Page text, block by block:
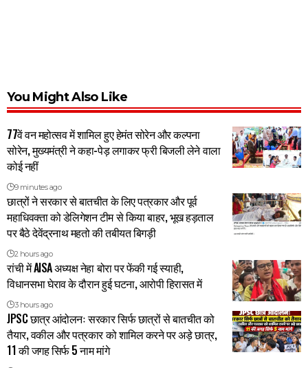
You Might Also Like
77वें वन महोत्सव में शामिल हुए हेमंत सोरेन और कल्पना
सोरेन, मुख्यमंत्री ने कहा-पेड़ लगाकर फ्री बिजली लेने वाला
कोई नहीं
9 minutes ago
छात्रों ने सरकार से बातचीत के लिए पत्रकार और पूर्व
महाधिवक्ता को डेलिगेशन टीम से किया बाहर, भूख हड़ताल
पर बैठे देवेंद्रनाथ महतो की तबीयत बिगड़ी
2 hours ago
रांची में AISA अध्यक्ष नेहा बोरा पर फेंकी गई स्याही,
विधानसभा घेराव के दौरान हुई घटना, आरोपी हिरासत में
3 hours ago
JPSC छात्र आंदोलनः सरकार सिर्फ छात्रों से बातचीत को
तैयार, वकील और पत्रकार को शामिल करने पर अड़े छात्र,
11 की जगह सिर्फ 5 नाम मांगे